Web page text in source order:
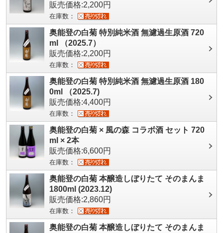
販売価格:2,200円
在庫数：
奥能登の白菊 特別純米酒 無濾過生原酒 720
ml （2025.7）
販売価格:2,200円
在庫数：
奥能登の白菊 特別純米酒 無濾過生原酒 180
0ml （2025.7)
販売価格:4,400円
在庫数：
奥能登の白菊 × 風の森 コラボ酒 セット 720
ml × 2本
販売価格:6,600円
在庫数：
奥能登の白菊 本醸造しぼりたて そのまんま
1800ml (2023.12)
販売価格:2,860円
在庫数：
奥能登の白菊 本醸造しぼりたて そのまんま